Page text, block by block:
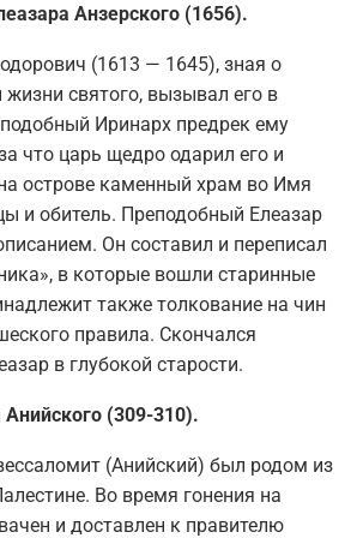
Анзерского (1656).
(1613 — 1645), зная о
святого, вызывал его в
Иринарх предрек ему
что царь щедро одарил его и
острове каменный храм во Имя
и обитель. Преподобный Елеазар
Он составил и переписал
в которые вошли старинные
также толкование на чин
правила. Скончался
в глубокой старости.
(309-310).
(Анийский) был родом из
Во время гонения на
и доставлен к правителю